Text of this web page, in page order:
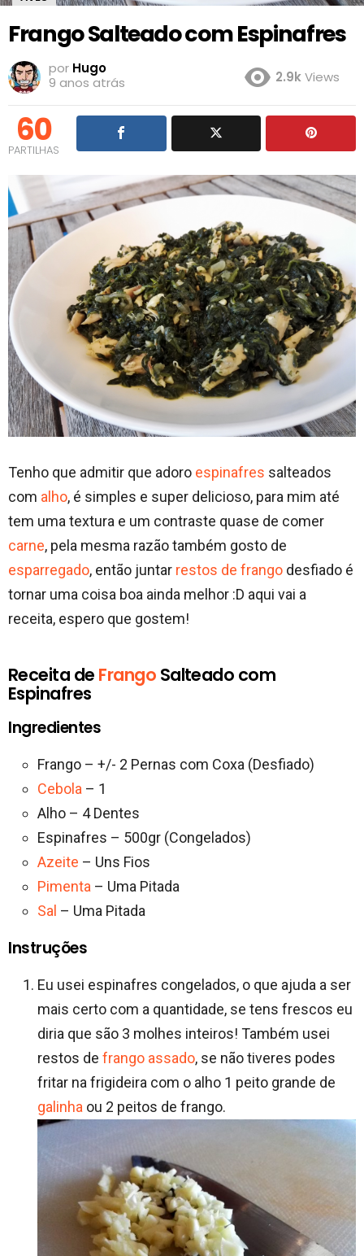
Frango Salteado com Espinafres
por Hugo
9 anos atrás
2.9kViews
60
PARTILHAS
Tenho que admitir que adoro espinafres salteados
com alho, é simples e super delicioso, para mim até
tem uma textura e um contraste quase de comer
carne, pela mesma razão também gosto de
esparregado, então juntar restos de frango desfiado é
tornar uma coisa boa ainda melhor :D aqui vai a
receita, espero que gostem!
Receita de Frango Salteado com
Espinafres
Ingredientes
Frango – +/- 2 Pernas com Coxa (Desfiado)
Cebola – 1
Alho – 4 Dentes
Espinafres – 500gr (Congelados)
Azeite – Uns Fios
Pimenta – Uma Pitada
Sal – Uma Pitada
Instruções
Eu usei espinafres congelados, o que ajuda a ser
mais certo com a quantidade, se tens frescos eu
diria que são 3 molhes inteiros! Também usei
restos de frango assado, se não tiveres podes
fritar na frigideira com o alho 1 peito grande de
galinha ou 2 peitos de frango.